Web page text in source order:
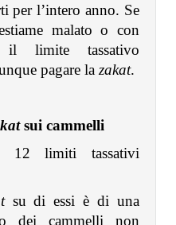
per l’intero anno. Se
malato o con
il limite tassativo
pagare la zakat.
sui cammelli
12 limiti tassativi
su di essi è di una
dei cammelli non